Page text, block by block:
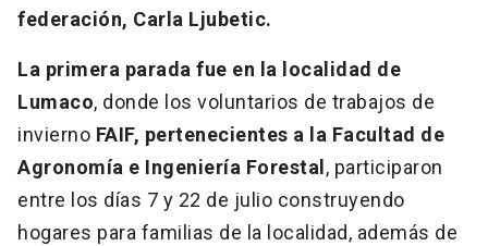
federación, Carla Ljubetic.
La primera parada fue en la localidad de
Lumaco, donde los voluntarios de trabajos de
invierno FAIF, pertenecientes a la Facultad de
Agronomía e Ingeniería Forestal , participaron
entre los días 7 y 22 de julio construyendo
hogares para familias de la localidad, además de